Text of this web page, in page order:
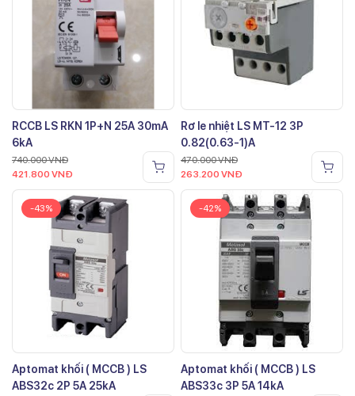
RCCB LS RKN 1P+N 25A 30mA
6kA
740.000VNĐ
421.800 VNĐ
Rơ le nhiệt LS MT-12 3P
0.82(0.63-1)A
470.000VNĐ
263.200 VNĐ
-43%
Aptomat khối ( MCCB ) LS
ABS32c 2P 5A 25kA
-42%
Aptomat khối ( MCCB ) LS
ABS33c 3P 5A 14kA